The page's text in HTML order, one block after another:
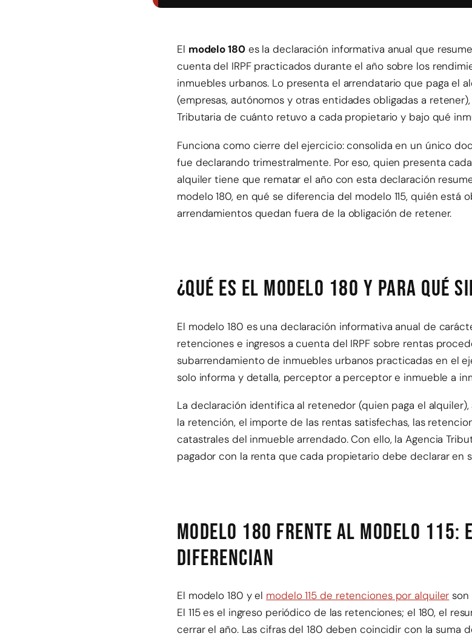
El modelo 180es la declaración informativa anual que
cuenta del IRPF practicados durante el año sobre los
inmuebles urbanos. Lo presenta el arrendatario que paga el
(empresas, autónomos y otras entidades obligadas a
Tributaria de cuánto retuvo a cada propietario y bajo qué
Funciona como cierre del ejercicio: consolida en un único
fue declarando trimestralmente. Por eso, quien presenta
alquiler tiene que rematar el año con esta declaración
modelo 180, en qué se diferencia del modelo 115, quién está
arrendamientos quedan fuera de la obligación de retener.
¿Qué es el modelo 180 y para qué
El modelo 180 es una declaración informativa anual de
retenciones e ingresos a cuenta del IRPF sobre rentas
subarrendamiento de inmuebles urbanos practicadas en el
solo informa y detalla, perceptor a perceptor e inmueble a
La declaración identifica al retenedor (quien paga el
la retención, el importe de las rentas satisfechas, las
catastrales del inmueble arrendado. Con ello, la Agencia
pagador con la renta que cada propietario debe declarar en
Modelo 180 frente al modelo 115:
diferencian
El modelo 180 y el modelo 115 de retenciones por alquiler son
El 115 es el ingreso periódico de las retenciones; el 180, el
cerrar el año. Las cifras del 180 deben coincidir con la suma